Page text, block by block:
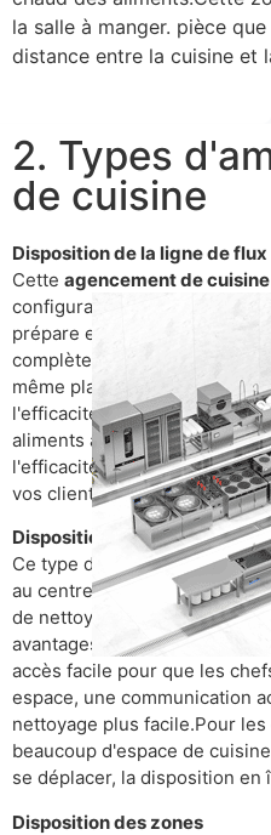
la salle à manger. pièce
distance entre la cuisine et
2. Types
de cuisine
Disposition de la ligne de flux
Cette agencement de
configurations de cuisine les
prépare et cuit les
complète, et convient aux
même plat encore et encore
l'efficacité et la rapidité. du
aliments à la cuisson, est
l'efficacité de la cuisine et
vos clients.
Disposition de l'île
Ce type d'aménagement de
au centre, entourée de
de nettoyage et de service,
avantages de cette
accès facile pour que les
espace, une communication
nettoyage plus facile.Pour
beaucoup d'espace de
se déplacer, la disposition
Disposition des zones